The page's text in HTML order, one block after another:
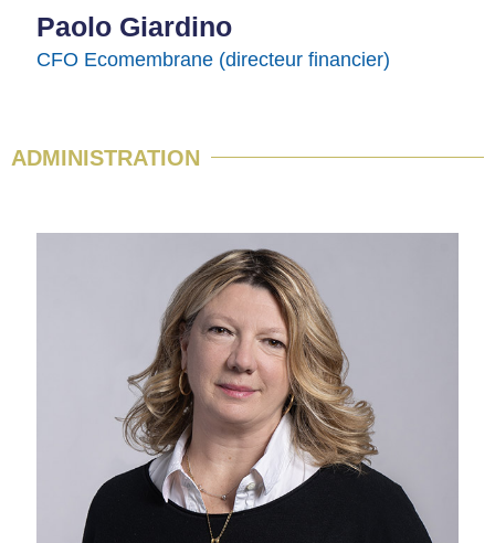
Paolo Giardino
CFO Ecomembrane (directeur financier)
ADMINISTRATION